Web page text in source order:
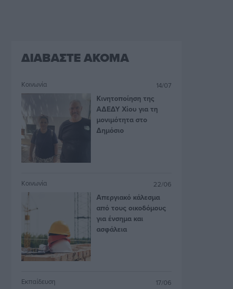
ΔΙΑΒΑΣΤΕ ΑΚΟΜΑ
Κοινωνία 14/07
Κινητοποίηση της
ΑΔΕΔΥ Χίου για τη
μονιμότητα στο
Δημόσιο
Κοινωνία 22/06
Απεργιακό κάλεσμα
από τους οικοδόμους
για ένσημα και
ασφάλεια
Εκπαίδευση 17/06